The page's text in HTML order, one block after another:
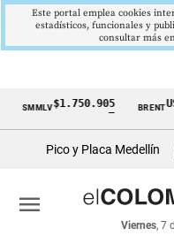
Cintillo
económicos
Colombia
$1.750.905 BRENT
▼
Pico y Placa Medellín
Viernes, 7
menu
Este portal emplea cookies
estadísticos, funcionales y
consultar más